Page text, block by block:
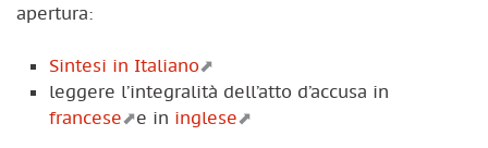
apertura:
Sintesi in Italiano
leggere l’integralità dell’atto d’accusa in
francese
e in inglese